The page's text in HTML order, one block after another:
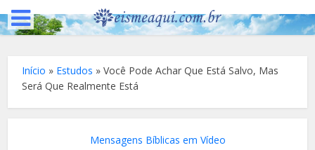
Início » Estudos »Você Pode Achar Que Está Salvo, Mas
Será Que Realmente Está
Mensagens Bíblicas em Vídeo